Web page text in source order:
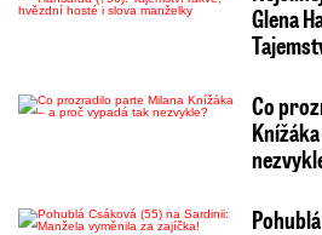
Glena
Co